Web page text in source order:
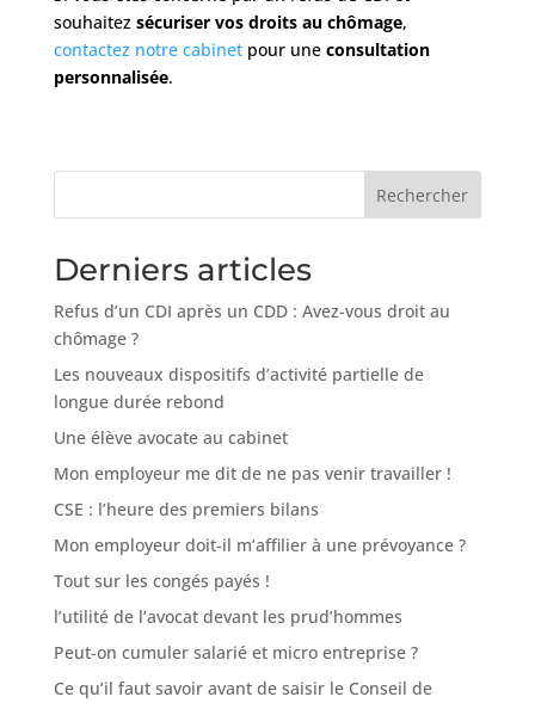
souhaitez sécuriser vos droits au chômage,
contactez notre cabinetpour une consultation
personnalisée.
Rechercher
Derniers articles
Refus d’un CDI après un CDD : Avez-vous droit au
chômage ?
Les nouveaux dispositifs d’activité partielle de
longue durée rebond
Une élève avocate au cabinet
Mon employeur me dit de ne pas venir travailler !
CSE : l’heure des premiers bilans
Mon employeur doit-il m’affilier à une prévoyance ?
Tout sur les congés payés !
l’utilité de l’avocat devant les prud’hommes
Peut-on cumuler salarié et micro entreprise ?
Ce qu’il faut savoir avant de saisir le Conseil de